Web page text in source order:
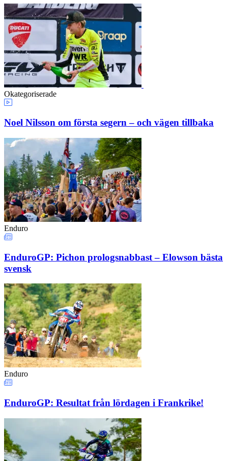
Okategoriserade
Noel Nilsson om första segern – och vägen tillbaka
Enduro
EnduroGP: Pichon prologsnabbast – Elowson bästa
svensk
Enduro
EnduroGP: Resultat från lördagen i Frankrike!